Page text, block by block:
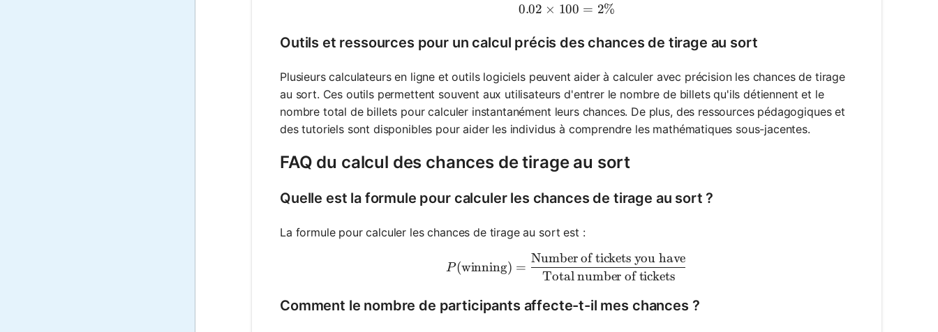
0.02 \times 100 = 2\%
0.02 × 100 = 2%
Outils et ressources pour un calcul précis des chances de tirage au sort
Plusieurs calculateurs en ligne et outils logiciels peuvent aider à calculer avec précision les chances de tirage
au sort. Ces outils permettent souvent aux utilisateurs d'entrer le nombre de billets qu'ils détiennent et le
nombre total de billets pour calculer instantanément leurs chances. De plus, des ressources pédagogiques et
des tutoriels sont disponibles pour aider les individus à comprendre les mathématiques sous-jacentes.
FAQ du calcul des chances de tirage au sort
Quelle est la formule pour calculer les chances de tirage au sort ?
La formule pour calculer les chances de tirage au sort est :
P(\text{winning}) = \frac{\text{Number of tickets you
P(winning) =
Total number of tickets
Number of tickets you have
Comment le nombre de participants affecte-t-il mes chances ?